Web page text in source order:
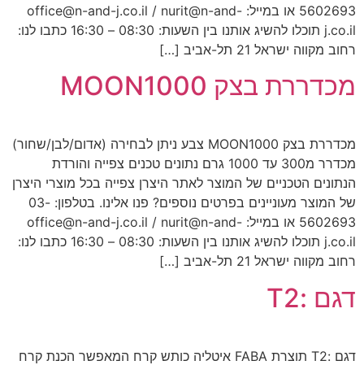
5602693 או במייל: office@n-and-j.co.il / nurit@n-and-
j.co.il תוכלו להשיג אותנו בין השעות: 08:30 – 16:30 כתבו לנו:
רחוב מקווה ישראל 21 תל-אביב […]
מכדררת בצק MOON1000
מכדררת בצק MOON1000 צבע ניתן לבחירה (אדום/לבן/שחור)
מכדרר מ300 עד 1000 גרם נתונים טכנים צפייה והורדת
הנתונים הטכניים של המוצר לאתר היצרן צפייה בכל מוצרי היצרן
של המוצר מעוניינים בפרטים נוספים? פנו אלינו. בטלפון: 03-
5602693 או במייל: office@n-and-j.co.il / nurit@n-and-
j.co.il תוכלו להשיג אותנו בין השעות: 08:30 – 16:30 כתבו לנו:
רחוב מקווה ישראל 21 תל-אביב […]
דגם :T2
דגם :T2 תוצרת FABA איטליה כותש קרח המאפשר הכנת קרח